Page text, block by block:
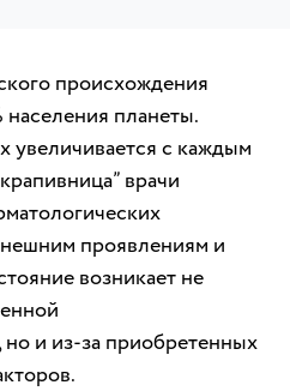
происхождения
населения планеты.
увеличивается с каждым
врачи
проявлениям и
возникает не
и из-за приобретенных